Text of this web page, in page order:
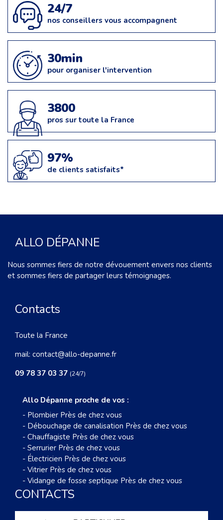
24/7
nos conseillers vous accompagnent
30min
pour organiser l'intervention
3800
pros sur toute la France
97%
de clients satisfaits*
ALLO DÉPANNE
Nous sommes fiers de notre dévouement envers nos clients
et sommes fiers de partager leurs témoignages.
Contacts
Toute la France
mail: contact@allo-depanne.fr
09 78 37 03 37 (24/7)
Allo Dépanne proche de vos :
- Plombier Près de chez vous
- Débouchage de canalisation Près de chez vous
- Chauffagiste Près de chez vous
- Serrurier Près de chez vous
- Électricien Près de chez vous
- Vitrier Près de chez vous
- Vidange de fosse septique Près de chez vous
CONTACTS